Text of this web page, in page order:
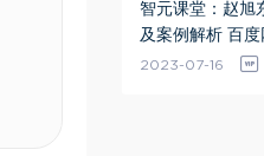
智元课堂：赵旭
及案例解析 百
2023-07-16